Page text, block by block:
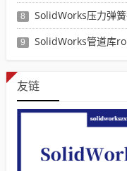
8 SolidWorks压力弹簧拉
9 SolidWorks管道库
友链